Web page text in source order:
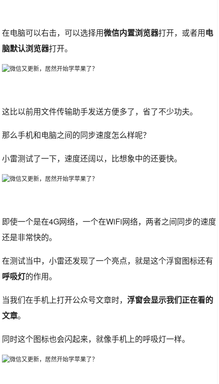
在电脑可以右击，可以选择用微信内置浏览器打开，或者用电
脑默认浏览器打开。
这比以前用文件传输助手发送方便多了，省了不少功夫。
那么手机和电脑之间的同步速度怎么样呢？
小雷测试了一下，速度还阔以，比想象中的还要快。
即使一个是在4G网络，一个在WiFi网络，两者之间同步的速度
还是非常快的。
在测试当中，小雷还发现了一个亮点，就是这个浮窗图标还有
呼吸灯的作用。
当我们在手机上打开公众号文章时，浮窗会显示我们正在看的
文章。
同时这个图标也会闪起来，就像手机上的呼吸灯一样。